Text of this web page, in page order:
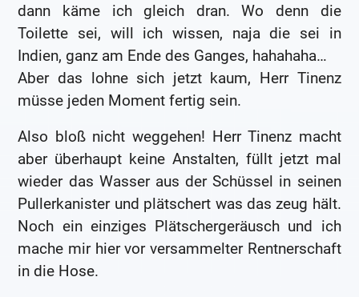
dann käme ich gleich dran. Wo denn die
Toilette sei, will ich wissen, naja die sei in
Indien, ganz am Ende des Ganges, hahahaha…
Aber das lohne sich jetzt kaum, Herr Tinenz
müsse jeden Moment fertig sein.
Also bloß nicht weggehen! Herr Tinenz macht
aber überhaupt keine Anstalten, füllt jetzt mal
wieder das Wasser aus der Schüssel in seinen
Pullerkanister und plätschert was das zeug hält.
Noch ein einziges Plätschergeräusch und ich
mache mir hier vor versammelter Rentnerschaft
in die Hose.